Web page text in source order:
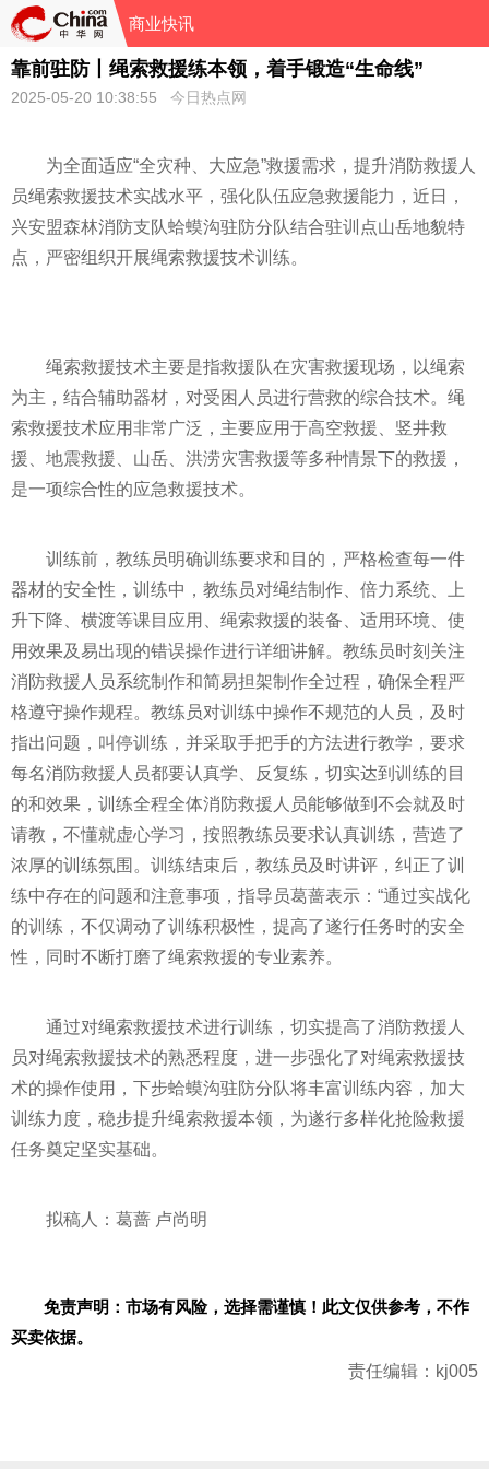
商业快讯
靠前驻防丨绳索救援练本领，着手锻造“生命线”
2025-05-20 10:38:55 今日热点网
为全面适应“全灾种、大应急”救援需求，提升消防救援人
员绳索救援技术实战水平，强化队伍应急救援能力，近日，
兴安盟森林消防支队蛤蟆沟驻防分队结合驻训点山岳地貌特
点，严密组织开展绳索救援技术训练。
绳索救援技术主要是指救援队在灾害救援现场，以绳索
为主，结合辅助器材，对受困人员进行营救的综合技术。绳
索救援技术应用非常广泛，主要应用于高空救援、竖井救
援、地震救援、山岳、洪涝灾害救援等多种情景下的救援，
是一项综合性的应急救援技术。
训练前，教练员明确训练要求和目的，严格检查每一件
器材的安全性，训练中，教练员对绳结制作、倍力系统、上
升下降、横渡等课目应用、绳索救援的装备、适用环境、使
用效果及易出现的错误操作进行详细讲解。教练员时刻关注
消防救援人员系统制作和简易担架制作全过程，确保全程严
格遵守操作规程。教练员对训练中操作不规范的人员，及时
指出问题，叫停训练，并采取手把手的方法进行教学，要求
每名消防救援人员都要认真学、反复练，切实达到训练的目
的和效果，训练全程全体消防救援人员能够做到不会就及时
请教，不懂就虚心学习，按照教练员要求认真训练，营造了
浓厚的训练氛围。训练结束后，教练员及时讲评，纠正了训
练中存在的问题和注意事项，指导员葛蔷表示：“通过实战化
的训练，不仅调动了训练积极性，提高了遂行任务时的安全
性，同时不断打磨了绳索救援的专业素养。
通过对绳索救援技术进行训练，切实提高了消防救援人
员对绳索救援技术的熟悉程度，进一步强化了对绳索救援技
术的操作使用，下步蛤蟆沟驻防分队将丰富训练内容，加大
训练力度，稳步提升绳索救援本领，为遂行多样化抢险救援
任务奠定坚实基础。
拟稿人：葛蔷 卢尚明
免责声明：市场有风险，选择需谨慎！此文仅供参考，不作
买卖依据。
责任编辑：kj005